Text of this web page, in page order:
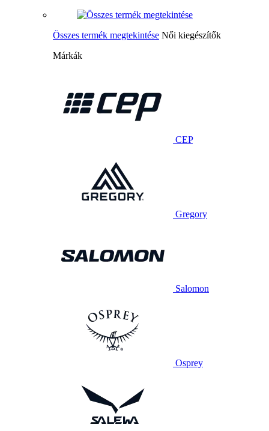
Összes termék megtekintése Női kiegészítők
Márkák
CEP
Gregory
Salomon
Osprey